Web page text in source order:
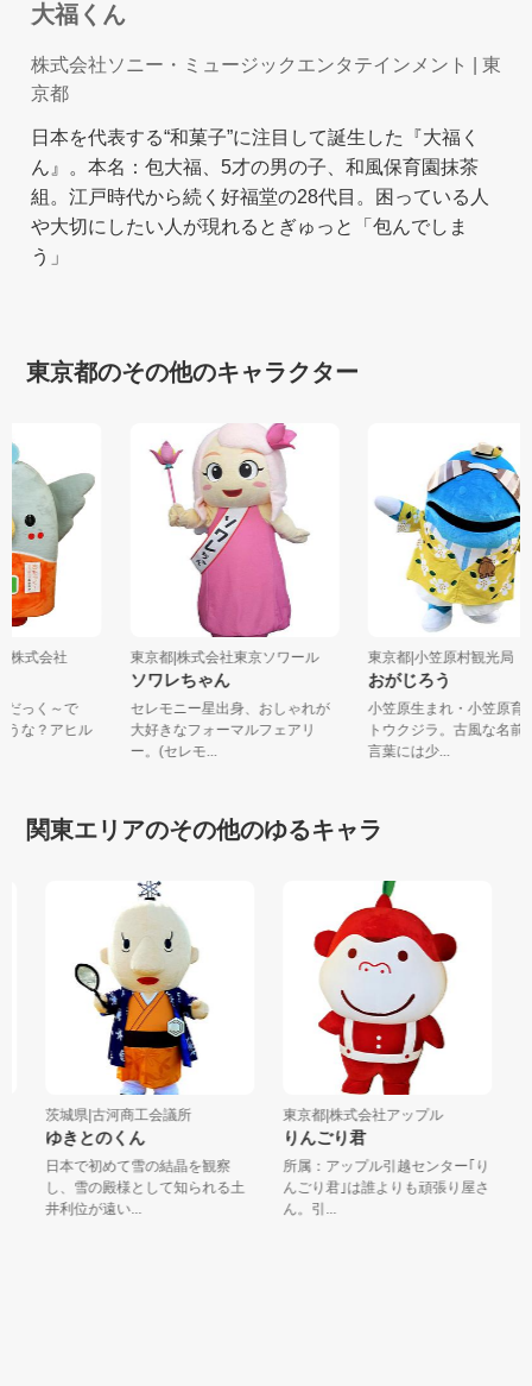
大福くん
株式会社ソニー・ミュージックエンタテインメント
| 東
京都
日本を代表する“和菓子”に注目して誕生した『大福く
ん』。本名：包大福、5才の男の子、和風保育園抹茶
組。江戸時代から続く好福堂の28代目。困っている人
や大切にしたい人が現れるとぎゅっと「包んでしま
う」
東京都のその他のキャラクター
株式会社
だっく～で
うな？アヒル
東京都|株式会社東京ソワール
ソワレちゃん
セレモニー星出身、おしゃれが
大好きなフォーマルフェアリ
ー。(セレモ...
東京都|小笠原村観光局
おがじろう
小笠原生まれ・小笠原
トウクジラ。古風な名
言葉には少...
関東エリアのその他のゆるキャラ
茨城県|古河商工会議所
ゆきとのくん
日本で初めて雪の結晶を観察
し、雪の殿様として知られる土
井利位が遠い...
東京都|株式会社アップル
りんごり君
所属：アップル引越センター｢り
んごり君｣は誰よりも頑張り屋さ
ん。引...